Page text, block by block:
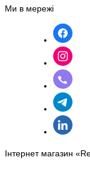
Ми в мережі
Інтернет магазин